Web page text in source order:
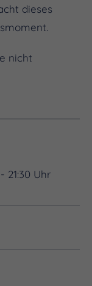
dieses
nicht
21:30 Uhr